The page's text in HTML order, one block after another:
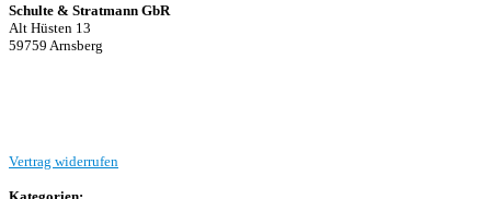
Schulte & Stratmann GbR
Alt Hüsten 13
59759 Arnsberg
Vertrag widerrufen